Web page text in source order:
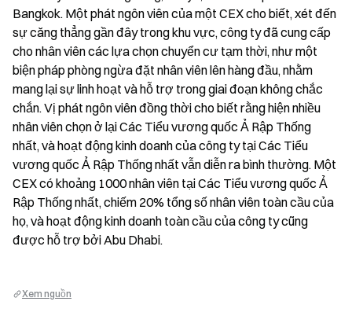
Bangkok. Một phát ngôn viên của một CEX cho biết, xét đến
sự căng thẳng gần đây trong khu vực, công ty đã cung cấp
cho nhân viên các lựa chọn chuyển cư tạm thời, như một
biện pháp phòng ngừa đặt nhân viên lên hàng đầu, nhằm
mang lại sự linh hoạt và hỗ trợ trong giai đoạn không chắc
chắn. Vị phát ngôn viên đồng thời cho biết rằng hiện nhiều
nhân viên chọn ở lại Các Tiểu vương quốc Ả Rập Thống
nhất, và hoạt động kinh doanh của công ty tại Các Tiểu
vương quốc Ả Rập Thống nhất vẫn diễn ra bình thường. Một
CEX có khoảng 1000 nhân viên tại Các Tiểu vương quốc Ả
Rập Thống nhất, chiếm 20% tổng số nhân viên toàn cầu của
họ, và hoạt động kinh doanh toàn cầu của công ty cũng
được hỗ trợ bởi Abu Dhabi.
Xem nguồn